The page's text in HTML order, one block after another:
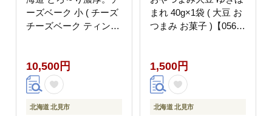
ーズベーク 小 ( チーズ
チーズベーク ティンカ
キ 北見市 スイーツ お
菓子 パイ生地 )【051-
0024-yell】
10,500円
北海道 北見市
まれ 40g×1袋 ( 大豆 お
つまみ お菓子 )【056-
1,500円
北海道 北見市